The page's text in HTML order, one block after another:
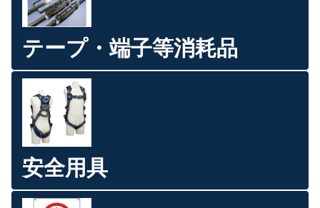
テープ・端子等消耗品
安全用具